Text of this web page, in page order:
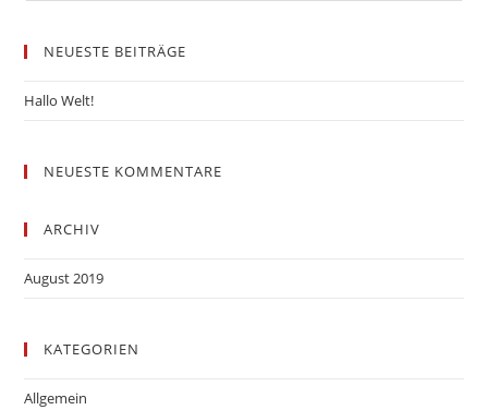
NEUESTE BEITRÄGE
Hallo Welt!
NEUESTE KOMMENTARE
ARCHIV
August 2019
KATEGORIEN
Allgemein